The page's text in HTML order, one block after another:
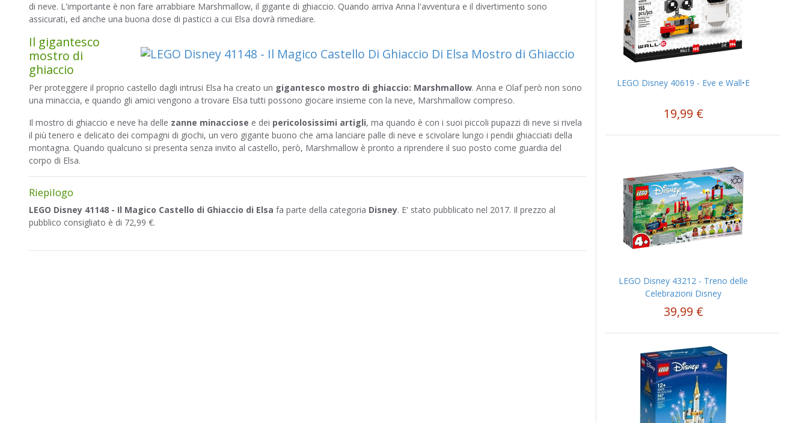
di neve. L'importante è non fare arrabbiare Marshmallow, il gigante di ghiaccio. Quando arriva Anna l'avventura e il divertimento sono
assicurati, ed anche una buona dose di pasticci a cui Elsa dovrà rimediare.
Il gigantesco
mostro di
ghiaccio
Per proteggere il proprio castello dagli intrusi Elsa ha creato un gigantesco mostro di ghiaccio: Marshmallow. Anna e Olaf però non sono
una minaccia, e quando gli amici vengono a trovare Elsa tutti possono giocare insieme con la neve, Marshmallow compreso.
Il mostro di ghiaccio e neve ha delle zanne minacciose e dei pericolosissimi artigli, ma quando è con i suoi piccoli pupazzi di neve si rivela
il più tenero e delicato dei compagni di giochi, un vero gigante buono che ama lanciare palle di neve e scivolare lungo i pendii ghiacciati della
montagna. Quando qualcuno si presenta senza invito al castello, però, Marshmallow è pronto a riprendere il suo posto come guardia del
corpo di Elsa.
Riepilogo
LEGO Disney 41148 - Il Magico Castello di Ghiaccio di Elsa fa parte della categoria Disney. E' stato pubblicato nel 2017. Il prezzo al
pubblico consigliato è di 72,99 €.
LEGO Disney 40619 - Eve e Wall•E
19,99 €
LEGO Disney 43212 - Treno delle
Celebrazioni Disney
39,99 €